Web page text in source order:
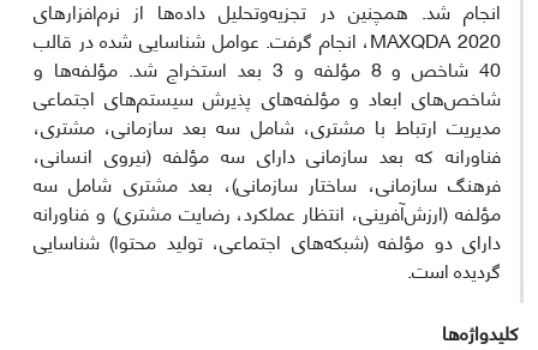
انجام شد. همچنین در تجزیه‌وتحلیل داده‌ها از نرم‌افزارهای
MAXQDA 2020، انجام گرفت. عوامل شناسایی شده در قالب
40 شاخص و 8 مؤلفه و 3 بعد استخراج شد. مؤلفه‌ها و
شاخص‌های ابعاد و مؤلفه‌های پذیرش سیستم‌های اجتماعی
مدیریت ارتباط با مشتری، شامل سه بعد سازمانی، مشتری،
فناورانه که بعد سازمانی دارای سه مؤلفه (نیروی انسانی،
فرهنگ سازمانی، ساختار سازمانی)، بعد مشتری شامل سه
مؤلفه (ارزش‌آفرینی، انتظار عملکرد، رضایت مشتری) و فناورانه
دارای دو مؤلفه (شبکه‌های اجتماعی، تولید محتوا) شناسایی
گردیده است.
کلیدواژه‌ها